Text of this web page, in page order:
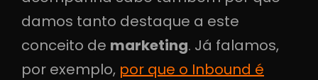
damos tanto destaque a este
conceito de marketing. Já falamos,
por exemplo, por que o Inbound é